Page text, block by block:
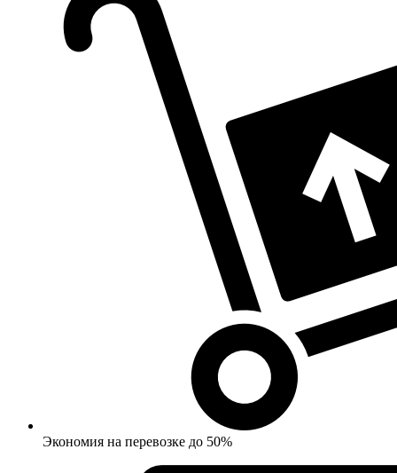
Экономия на перевозке до 50%